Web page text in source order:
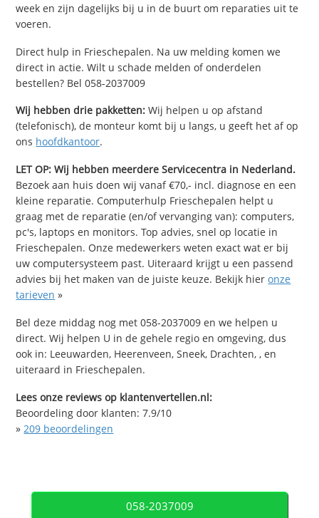
week en zijn dagelijks bij u in de buurt om reparaties uit te
voeren.
Direct hulp in Frieschepalen. Na uw melding komen we
direct in actie. Wilt u schade melden of onderdelen
bestellen? Bel 058-2037009
Wij hebben drie pakketten: Wij helpen u op afstand
(telefonisch), de monteur komt bij u langs, u geeft het af op
ons hoofdkantoor.
LET OP: Wij hebben meerdere Servicecentra in Nederland.
Bezoek aan huis doen wij vanaf €70,- incl. diagnose en een
kleine reparatie. Computerhulp Frieschepalen helpt u
graag met de reparatie (en/of vervanging van): computers,
pc's, laptops en monitors. Top advies, snel op locatie in
Frieschepalen. Onze medewerkers weten exact wat er bij
uw computersysteem past. Uiteraard krijgt u een passend
advies bij het maken van de juiste keuze. Bekijk hieronze
tarieven »
Bel deze middag nog met 058-2037009 en we helpen u
direct. Wij helpen U in de gehele regio en omgeving, dus
ook in: Leeuwarden, Heerenveen, Sneek, Drachten, , en
uiteraard in Frieschepalen.
Lees onze reviews op klantenvertellen.nl:
Beoordeling door klanten:7.9/10
» 209 beoordelingen
058-2037009